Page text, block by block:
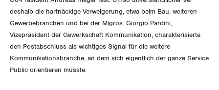
Ergänzungsleistungen
Invalidenversicherung
Unfallversicherung
Gesundheit
Energie und Umwelt
Kommunikation und Medien
Gleichstellung von LGBTI
GEWERKSCHAFTSPOLITIK
SERVICE
deshalb die hartnäckige Verweigerung, etwa beim Bau, weiteren
Gewerbebranchen und bei der Migros. Giorgio Pardini,
Vizepräsident der Gewerkschaft Kommunikation, charakterisierte
den Postabschluss als wichtiges Signal für die weitere
Kommunikationsbranche, an dem sich eigentlich der ganze Service
Public orientieren müsste.